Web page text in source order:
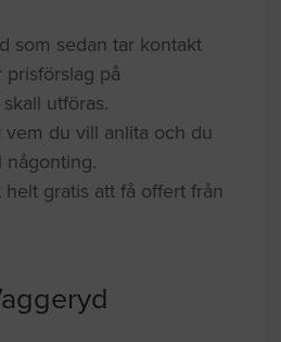
som sedan tar kontakt
på
utföras.
du vill anlita och du
gratis att få offert från